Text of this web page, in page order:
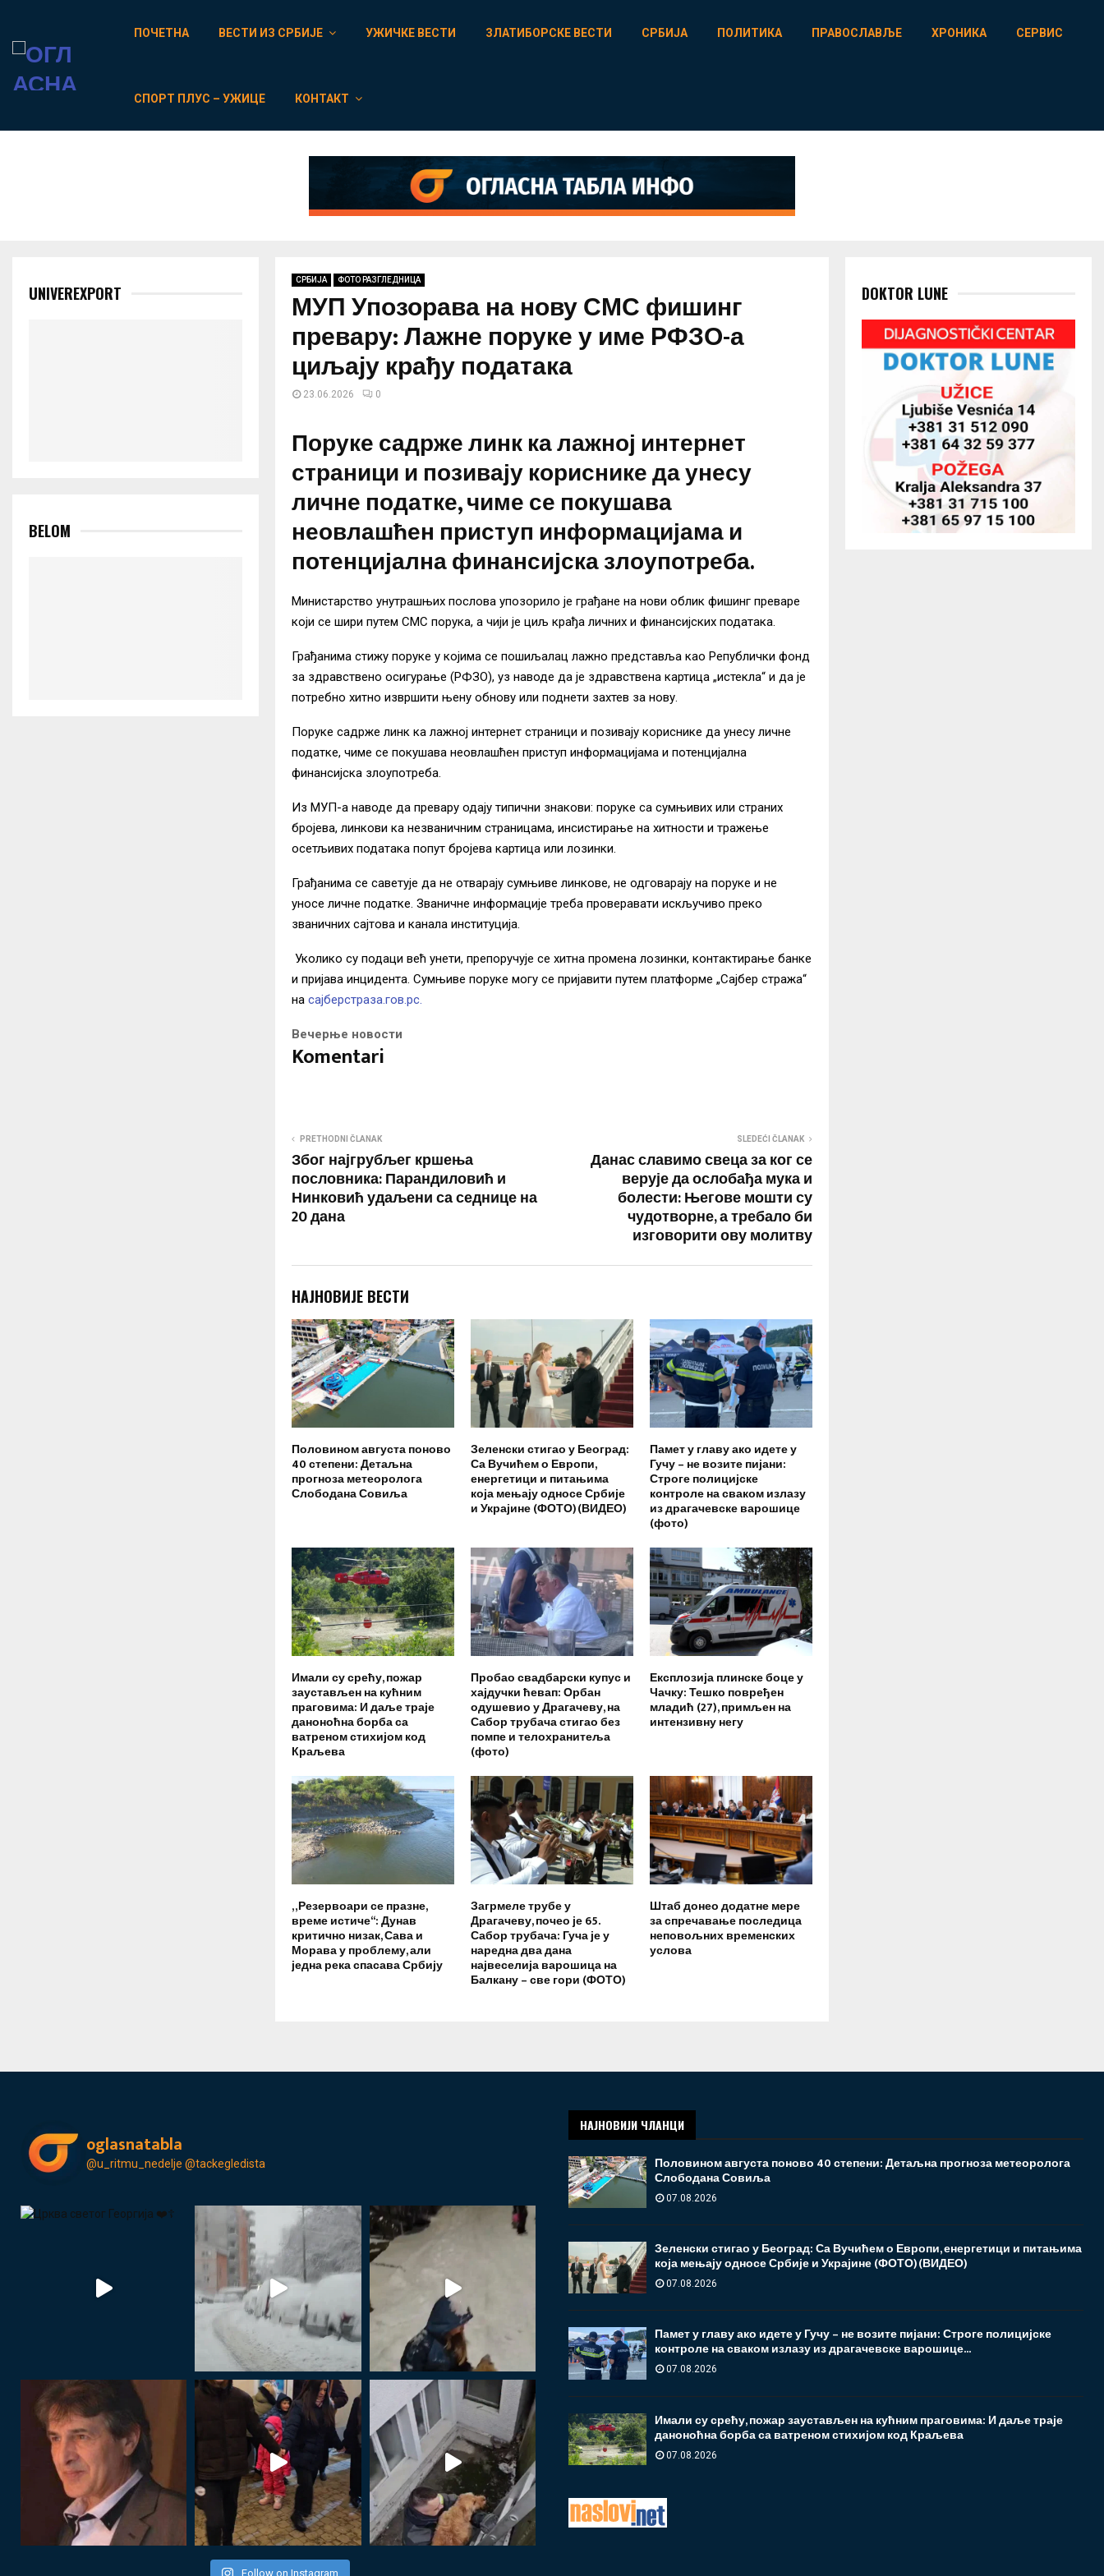
ПОЧЕТНА ВЕСТИ ИЗ СРБИЈЕ УЖИЧКЕ ВЕСТИ ЗЛАТИБОРСКЕ ВЕСТИ СРБИЈА ПОЛИТИКА ПРАВОСЛАВЉЕ ХРОНИКА СЕРВИС
СПОРТ ПЛУС – УЖИЦЕ КОНТАКТ
СРБИЈА ФОТО РАЗГЛЕДНИЦА
МУП Упозорава на нову СМС фишинг
превару: Лажне поруке у име РФЗО-а
циљају крађу података
23.06.2026 0
Поруке садрже линк ка лажној интернет
страници и позивају кориснике да унесу
личне податке, чиме се покушава
неовлашћен приступ информацијама и
потенцијална финансијска злоупотреба.
Министарство унутрашњих послова упозорило је грађане на нови облик фишинг преваре
који се шири путем СМС порука, а чији је циљ крађа личних и финансијских података.
Грађанима стижу поруке у којима се пошиљалац лажно представља као Републички фонд
за здравствено осигурање (РФЗО), уз наводе да је здравствена картица „истекла“ и да је
потребно хитно извршити њену обнову или поднети захтев за нову.
Поруке садрже линк ка лажној интернет страници и позивају кориснике да унесу личне
податке, чиме се покушава неовлашћен приступ информацијама и потенцијална
финансијска злоупотреба.
Из МУП-а наводе да превару одају типични знакови: поруке са сумњивих или страних
бројева, линкови ка незваничним страницама, инсистирање на хитности и тражење
осетљивих података попут бројева картица или лозинки.
Грађанима се саветује да не отварају сумњиве линкове, не одговарају на поруке и не
уносе личне податке. Званичне информације треба проверавати искључиво преко
званичних сајтова и канала институција.
Уколико су подаци већ унети, препоручује се хитна промена лозинки, контактирање банке
и пријава инцидента. Сумњиве поруке могу се пријавити путем платформе „Сајбер стража“
на сајберстраза.гов.рс.
Вечерње новости
Komentari
PRETHODNI ČLANAK
Због најгрубљег кршења
пословника: Парандиловић и
Нинковић удаљени са седнице на
20 дана
SLEDEĆI ČLANAK
Данас славимо свеца за ког се
верује да ослобађа мука и
болести: Његове мошти су
чудотворне, а требало би
изговорити ову молитву
НАЈНОВИЈЕ ВЕСТИ
Половином августа поново
40 степени: Детаљна
прогноза метеоролога
Слободана Совиља
Зеленски стигао у Београд:
Са Вучићем о Европи,
енергетици и питањима
која мењају односе Србије
и Украјине (ФОТО)(ВИДЕО)
Памет у главу ако идете у
Гучу – не возите пијани:
Строге полицијске
контроле на сваком излазу
из драгачевске варошице
(фото)
Имали су срећу, пожар
заустављен на кућним
праговима: И даље траје
даноноћна борба са
ватреном стихијом код
Краљева
Пробао свадбарски купус и
хајдучки ћевап: Орбан
одушевио у Драгачеву, на
Сабор трубача стигао без
помпе и телохранитеља
(фото)
Експлозија плинске боце у
Чачку: Тешко повређен
младић (27), примљен на
интензивну негу
„Резервоари се празне,
време истиче“: Дунав
критично низак, Сава и
Морава у проблему, али
једна река спасава Србију
Загрмеле трубе у
Драгачеву, почео је 65.
Сабор трубача: Гуча је у
наредна два дана
највеселија варошица на
Балкану – све гори (ФОТО)
Штаб донео додатне мере
за спречавање последица
неповољних временских
услова
UNIVEREXPORT
BELOM
DOKTOR LUNE
oglasnatabla
@u_ritmu_nedelje @tackegledista
Follow on Instagram
НАЈНОВИЈИ ЧЛАНЦИ
Половином августа поново 40 степени: Детаљна прогноза метеоролога
Слободана Совиља
07.08.2026
Зеленски стигао у Београд: Са Вучићем о Европи, енергетици и питањима
која мењају односе Србије и Украјине (ФОТО)(ВИДЕО)
07.08.2026
Памет у главу ако идете у Гучу – не возите пијани: Строге полицијске
контроле на сваком излазу из драгачевске варошице...
07.08.2026
Имали су срећу, пожар заустављен на кућним праговима: И даље траје
даноноћна борба са ватреном стихијом код Краљева
07.08.2026